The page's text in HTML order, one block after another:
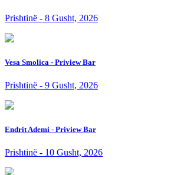
Prishtinë - 8 Gusht, 2026
Vesa Smolica - Priview Bar
Prishtinë - 9 Gusht, 2026
Endrit Ademi - Priview Bar
Prishtinë - 10 Gusht, 2026